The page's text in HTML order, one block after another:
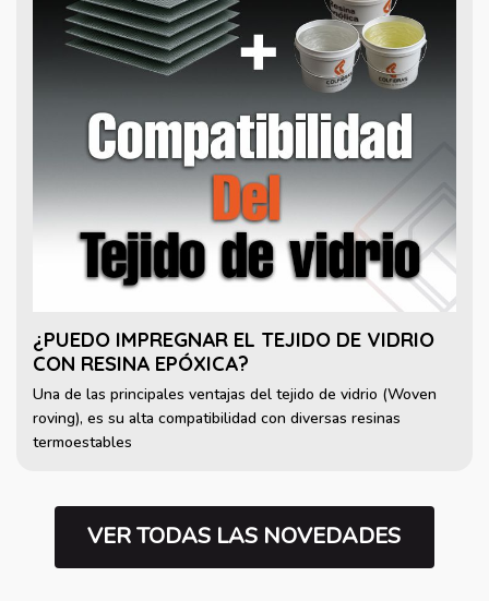
¿PUEDO IMPREGNAR EL TEJIDO DE VIDRIO
CON RESINA EPÓXICA?
Una de las principales ventajas del tejido de vidrio (Woven
roving), es su alta compatibilidad con diversas resinas
termoestables
VER TODAS LAS NOVEDADES